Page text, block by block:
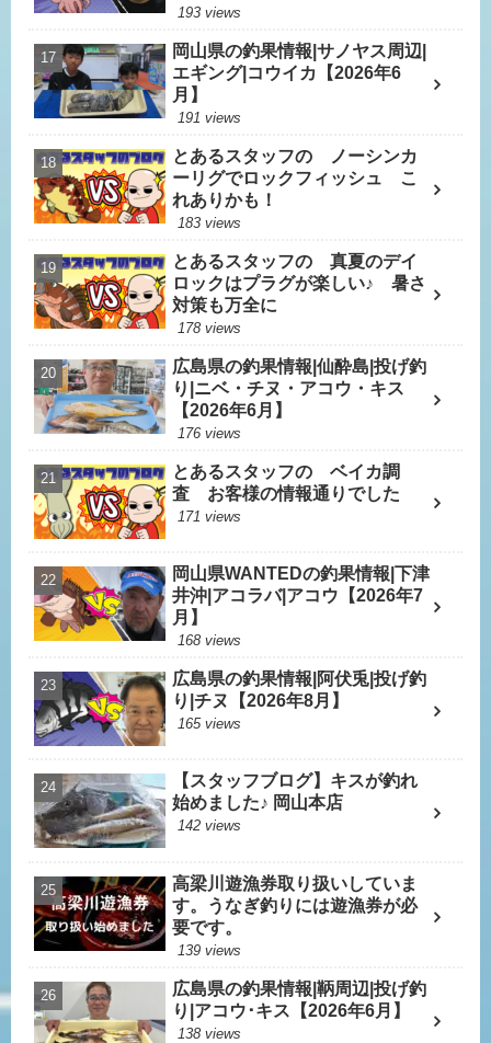
193 views
岡山県の釣果情報|サノヤス周辺|
エギング|コウイカ【2026年6
月】
191 views
とあるスタッフの ノーシンカ
ーリグでロックフィッシュ こ
れありかも！
183 views
とあるスタッフの 真夏のデイ
ロックはプラグが楽しい♪ 暑さ
対策も万全に
178 views
広島県の釣果情報|仙酔島|投げ釣
り|ニベ・チヌ・アコウ・キス
【2026年6月】
176 views
とあるスタッフの ベイカ調
査 お客様の情報通りでした
171 views
岡山県WANTEDの釣果情報|下津
井沖|アコラバ|アコウ【2026年7
月】
168 views
広島県の釣果情報|阿伏兎|投げ釣
り|チヌ【2026年8月】
165 views
【スタッフブログ】キスが釣れ
始めました♪ 岡山本店
142 views
高梁川遊漁券取り扱いしていま
す。うなぎ釣りには遊漁券が必
要です。
139 views
広島県の釣果情報|鞆周辺|投げ釣
り|アコウ･キス【2026年6月】
138 views